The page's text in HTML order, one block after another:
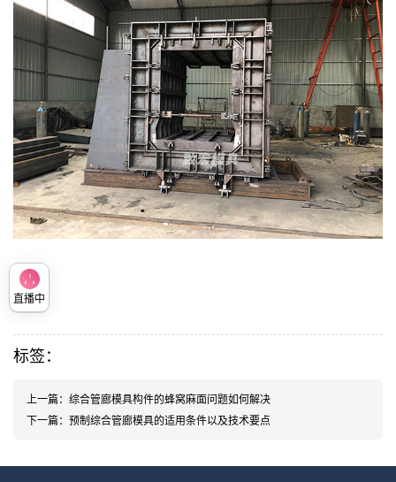
三仓卧式浇筑管廊模具
箱涵模具
标签：
上一篇： 综合管廊模具构件的蜂窝麻面问题如何解决
下一篇： 预制综合管廊模具的适用条件以及技术要点
直播中